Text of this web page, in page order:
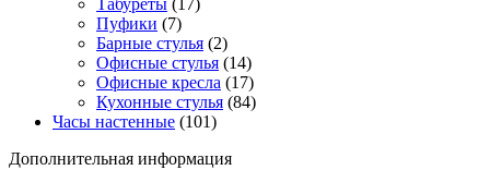
Табуреты (17)
Пуфики (7)
Барные стулья (2)
Офисные стулья (14)
Офисные кресла (17)
Кухонные стулья (84)
Часы настенные (101)
Дополнительная информация